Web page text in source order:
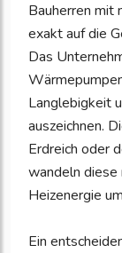
Bauherren mit
exakt auf die
Das
Langlebigkeit
auszeichnen.
Erdreich oder
wandeln diese
Heizenergie
Ein